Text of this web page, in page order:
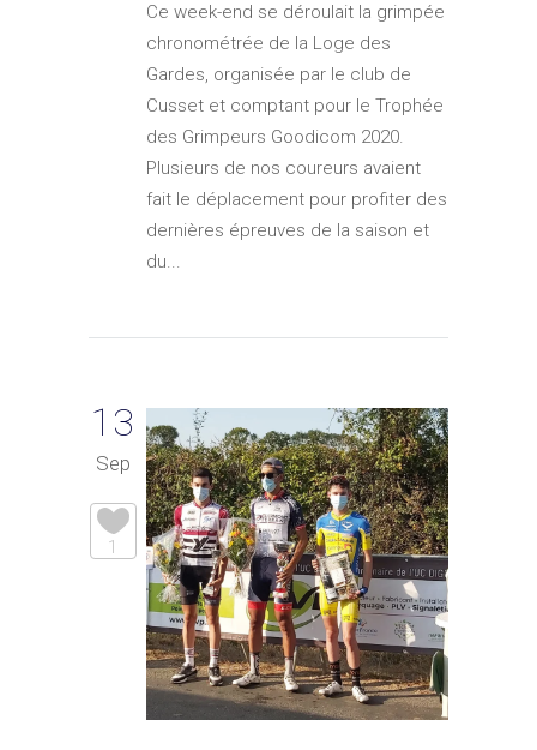
Ce week-end se déroulait la grimpée
chronométrée de la Loge des
Gardes, organisée par le club de
Cusset et comptant pour le Trophée
des Grimpeurs Goodicom 2020.
Plusieurs de nos coureurs avaient
fait le déplacement pour profiter des
dernières épreuves de la saison et
du...
13
Sep
1